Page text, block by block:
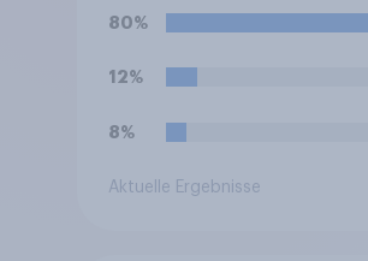
Deutschland ist die
Vermittlung und
medizinische
Wie stehen Sie zu dem
80%
12%
8%
Aktuelle Ergebnisse